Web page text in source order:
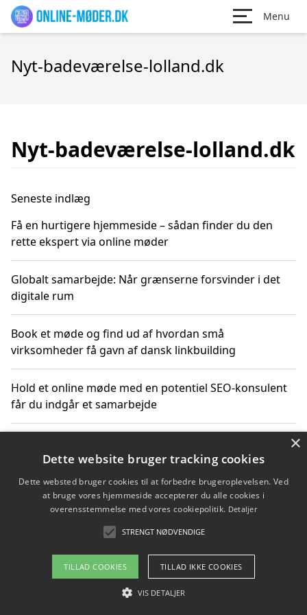
Menu
Nyt-badeværelse-lolland.dk
Nyt-badeværelse-lolland.dk
Seneste indlæg
Få en hurtigere hjemmeside – sådan finder du den
rette ekspert via online møder
Globalt samarbejde: Når grænserne forsvinder i det
digitale rum
Book et møde og find ud af hvordan små
virksomheder få gavn af dansk linkbuilding
Hold et online møde med en potentiel SEO-konsulent
får du indgår et samarbejde
Hold et møde med en WordPress ekspert og vælg den
mest professionelle til at vedligeholde din løsning
Copyright 2026 - Pilanto Aps
Om / kontakt
×
Dette website bruger tracking cookies
Dette websted bruger cookies til at forbedre brugeroplevelsen. Ved
at bruge vores hjemmeside accepterer du alle cookies i
overensstemmelse med vores cookiepolitik. Detaljer
STRENGT NØDVENDIGE
TILLAD COOKIES TILLAD IKKE COOKIES
VIS DETALJER